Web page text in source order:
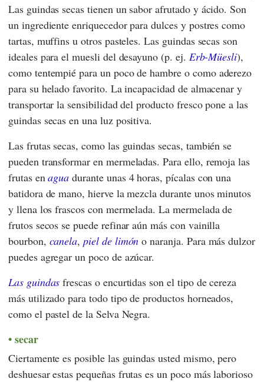
Las guindas secas tienen un sabor afrutado y ácido. Son
un ingrediente enriquecedor para dulces y postres como
tartas, muffins u otros pasteles. Las guindas secas son
ideales para el muesli del desayuno (p. ej. Erb-Müesli),
como tentempié para un poco de hambre o como aderezo
para su helado favorito. La incapacidad de almacenar y
transportar la sensibilidad del producto fresco pone a las
guindas secas en una luz positiva.
Las frutas secas, como las guindas secas, también se
pueden transformar en mermeladas. Para ello, remoja las
frutas enagua durante unas 4 horas, pícalas con una
batidora de mano, hierve la mezcla durante unos minutos
y llena los frascos con mermelada. La mermelada de
frutos secos se puede refinar aún más con vainilla
bourbon, canela,piel de limón o naranja. Para más dulzor
puedes agregar un poco de azúcar.
Las guindas frescas o encurtidas son el tipo de cereza
más utilizado para todo tipo de productos horneados,
como el pastel de la Selva Negra.
secar
Ciertamente es posible las guindas usted mismo, pero
deshuesar estas pequeñas frutas es un poco más laborioso